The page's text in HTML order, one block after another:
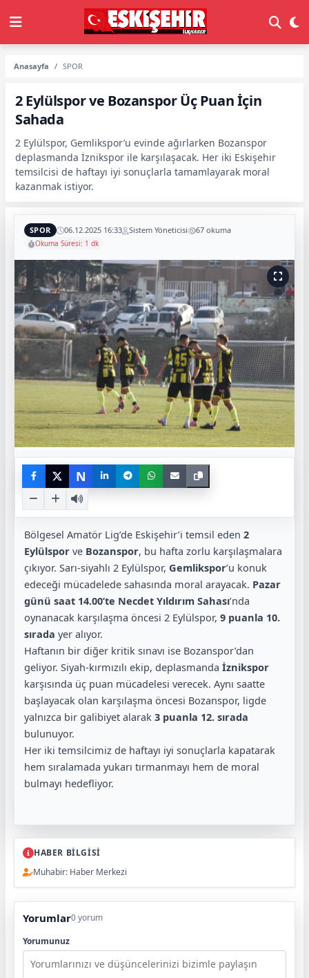
Anasayfa SPOR
2 Eylülspor ve Bozanspor Üç Puan İçin
Sahada
2 Eylülspor, Gemlikspor’u evinde ağırlarken Bozanspor
deplasmanda İznikspor ile karşılaşacak. Her iki Eskişehir
temsilcisi de haftayı iyi sonuçlarla tamamlayarak moral
kazanmak istiyor.
SPOR 06.12.2025 16:33 Sistem Yöneticisi 67 okuma
Okuma Süresi: 1 dk
N
Bölgesel Amatör Lig’de Eskişehir’i temsil eden 2
Eylülspor ve Bozanspor, bu hafta zorlu karşılaşmalara
çıkıyor. Sarı-siyahlı 2 Eylülspor, Gemlikspor’u konuk
edeceği mücadelede sahasında moral arayacak. Pazar
günü saat 14.00’te Necdet Yıldırım Sahası’nda
oynanacak karşılaşma öncesi 2 Eylülspor, 9 puanla 10.
sırada yer alıyor.
Haftanın bir diğer kritik sınavı ise Bozanspor’dan
geliyor. Siyah-kırmızılı ekip, deplasmanda İznikspor
karşısında üç puan mücadelesi verecek. Aynı saatte
başlayacak olan karşılaşma öncesi Bozanspor, ligde
yalnızca bir galibiyet alarak 3 puanla 12. sırada
bulunuyor.
Her iki temsilcimiz de haftayı iyi sonuçlarla kapatarak
hem sıralamada yukarı tırmanmayı hem de moral
bulmayı hedefliyor.
HABER BİLGİSİ
Muhabir: Haber Merkezi
Yorumlar0 yorum
Yorumunuz